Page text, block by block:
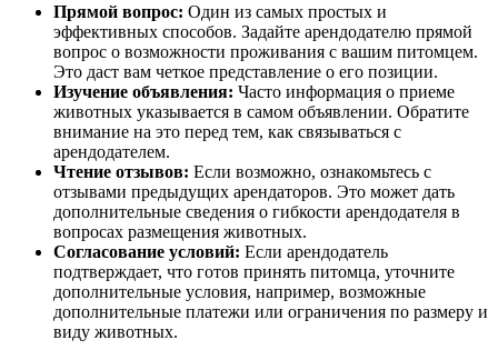
Прямой вопрос: Один из самых простых и
эффективных способов. Задайте арендодателю прямой
вопрос о возможности проживания с вашим питомцем.
Это даст вам четкое представление о его позиции.
Изучение объявления: Часто информация о приеме
животных указывается в самом объявлении. Обратите
внимание на это перед тем, как связываться с
арендодателем.
Чтение отзывов: Если возможно, ознакомьтесь с
отзывами предыдущих арендаторов. Это может дать
дополнительные сведения о гибкости арендодателя в
вопросах размещения животных.
Согласование условий: Если арендодатель
подтверждает, что готов принять питомца, уточните
дополнительные условия, например, возможные
дополнительные платежи или ограничения по размеру и
виду животных.